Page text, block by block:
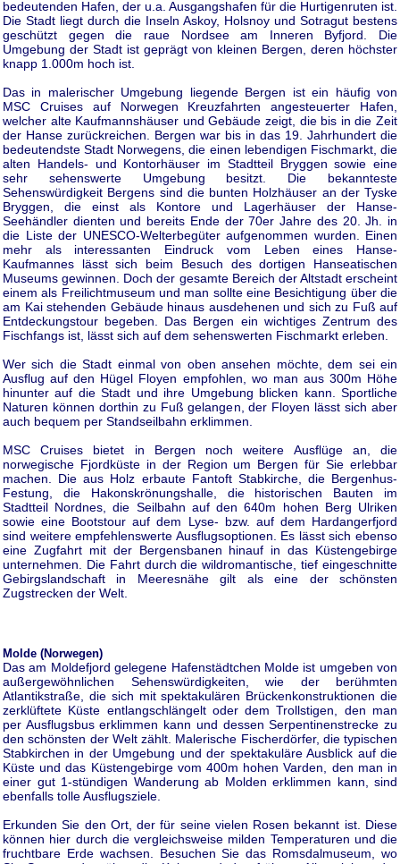
bedeutenden Hafen, der u.a. Ausgangshafen für die Hurtigenruten ist.
Die Stadt liegt durch die Inseln Askoy, Holsnoy und Sotragut bestens
geschützt gegen die raue Nordsee am Inneren Byfjord. Die
Umgebung der Stadt ist geprägt von kleinen Bergen, deren höchster
knapp 1.000m hoch ist.
Das in malerischer Umgebung liegende Bergen ist ein häufig von
MSC Cruises auf Norwegen Kreuzfahrten angesteuerter Hafen,
welcher alte Kaufmannshäuser und Gebäude zeigt, die bis in die Zeit
der Hanse zurückreichen. Bergen war bis in das 19. Jahrhundert die
bedeutendste Stadt Norwegens, die einen lebendigen Fischmarkt, die
alten Handels- und Kontorhäuser im Stadtteil Bryggen sowie eine
sehr sehenswerte Umgebung besitzt. Die bekannteste
Sehenswürdigkeit Bergens sind die bunten Holzhäuser an der Tyske
Bryggen, die einst als Kontore und Lagerhäuser der Hanse-
Seehändler dienten und bereits Ende der 70er Jahre des 20. Jh. in
die Liste der UNESCO-Welterbegüter aufgenommen wurden. Einen
mehr als interessanten Eindruck vom Leben eines Hanse-
Kaufmannes lässt sich beim Besuch des dortigen Hanseatischen
Museums gewinnen. Doch der gesamte Bereich der Altstadt erscheint
einem als Freilichtmuseum und man sollte eine Besichtigung über die
am Kai stehenden Gebäude hinaus ausdehenen und sich zu Fuß auf
Entdeckungstour begeben. Das Bergen ein wichtiges Zentrum des
Fischfangs ist, lässt sich auf dem sehenswerten Fischmarkt erleben.
Wer sich die Stadt einmal von oben ansehen möchte, dem sei ein
Ausflug auf den Hügel Floyen empfohlen, wo man aus 300m Höhe
hinunter auf die Stadt und ihre Umgebung blicken kann. Sportliche
Naturen können dorthin zu Fuß gelangen, der Floyen lässt sich aber
auch bequem per Standseilbahn erklimmen.
MSC Cruises bietet in Bergen noch weitere Ausflüge an, die
norwegische Fjordküste in der Region um Bergen für Sie erlebbar
machen. Die aus Holz erbaute Fantoft Stabkirche, die Bergenhus-
Festung, die Hakonskrönungshalle, die historischen Bauten im
Stadtteil Nordnes, die Seilbahn auf den 640m hohen Berg Ulriken
sowie eine Bootstour auf dem Lyse- bzw. auf dem Hardangerfjord
sind weitere empfehlenswerte Ausflugsoptionen. Es lässt sich ebenso
eine Zugfahrt mit der Bergensbanen hinauf in das Küstengebirge
unternehmen. Die Fahrt durch die wildromantische, tief eingeschnitte
Gebirgslandschaft in Meeresnähe gilt als eine der schönsten
Zugstrecken der Welt.
Molde (Norwegen)
Das am Moldefjord gelegene Hafenstädtchen Molde ist umgeben von
außergewöhnlichen Sehenswürdigkeiten, wie der berühmten
Atlantikstraße, die sich mit spektakulären Brückenkonstruktionen die
zerklüftete Küste entlangschlängelt oder dem Trollstigen, den man
per Ausflugsbus erklimmen kann und dessen Serpentinenstrecke zu
den schönsten der Welt zählt. Malerische Fischerdörfer, die typischen
Stabkirchen in der Umgebung und der spektakuläre Ausblick auf die
Küste und das Küstengebirge vom 400m hohen Varden, den man in
einer gut 1-stündigen Wanderung ab Molden erklimmen kann, sind
ebenfalls tolle Ausflugsziele.
Erkunden Sie den Ort, der für seine vielen Rosen bekannt ist. Diese
können hier durch die vergleichsweise milden Temperaturen und die
fruchtbare Erde wachsen. Besuchen Sie das Romsdalmuseum, wo